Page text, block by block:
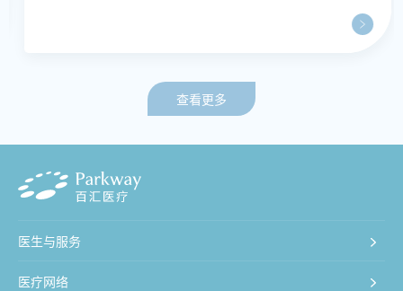
查看更多
医生与服务
医疗网络